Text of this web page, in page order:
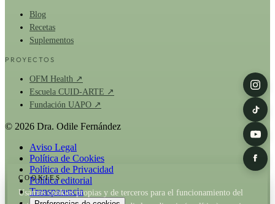
Blog
Recetas
Suplementos
PROYECTOS
OFM Health ↗
Escuela CUID-ARTE ↗
Fundación UAPO ↗
© 2026 Dra. Odile Fernández
Aviso Legal
Política de Cookies
Política de Privacidad
Política editorial
Transparencia
COOKIES
Usamos cookies propias y de terceros para el funcionamiento del